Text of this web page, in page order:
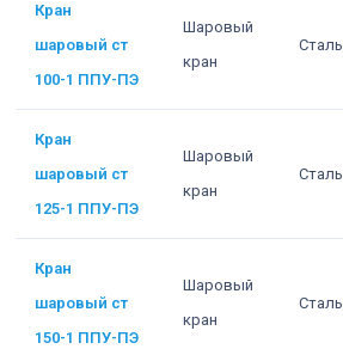
Кран
шаровый ст
100-1 ППУ-ПЭ
Шаровый
кран
Сталь
Кран
шаровый ст
125-1 ППУ-ПЭ
Шаровый
кран
Сталь
Кран
шаровый ст
150-1 ППУ-ПЭ
Шаровый
кран
Сталь